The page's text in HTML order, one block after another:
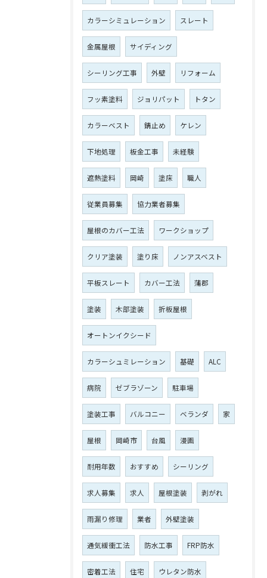
カラーシミュレーション スレート
金属屋根 サイディング
シーリング工事 外壁 リフォーム
フッ素塗料 ジョリパット トタン
カラーベスト 錆止め ケレン
下地処理 板金工事 未経験
遮熱塗料 岡崎 塗床 職人
従業員募集 協力業者募集
屋根のカバー工法 ワークショップ
クリア塗装 塗り床 ノンアスベスト
平板スレート カバー工法 蒲郡
塗装 木部塗装 折板屋根
オートンイクシード
カラーシュミレーション 基礎 ALC
病院 ゼブラゾーン 駐車場
塗装工事 バルコニー ベランダ 家
屋根 岡崎市 台風 漫画
耐用年数 おすすめ シーリング
求人募集 求人 屋根塗装 剥がれ
雨漏り修理 業者 外壁塗装
通気緩衝工法 防水工事 FRP防水
密着工法 住宅 ウレタン防水